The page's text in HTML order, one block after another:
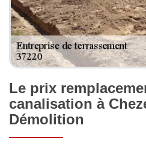
Le prix
canalisation à
Démolition